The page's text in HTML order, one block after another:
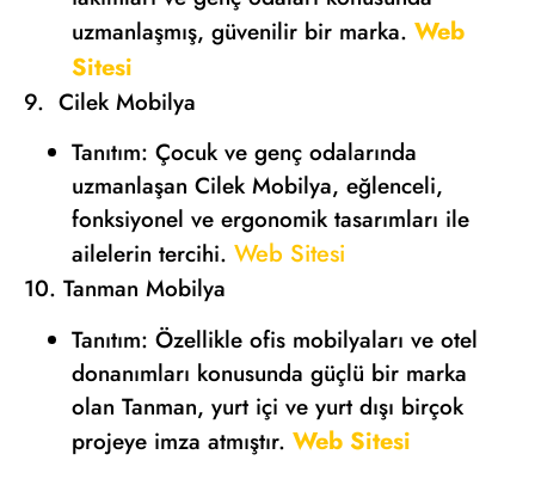
uzmanlaşmış, güvenilir bir marka. Web
Sitesi
9. Cilek Mobilya
Tanıtım: Çocuk ve genç odalarında
uzmanlaşan Cilek Mobilya, eğlenceli,
fonksiyonel ve ergonomik tasarımları ile
ailelerin tercihi. Web Sitesi
10. Tanman Mobilya
Tanıtım: Özellikle ofis mobilyaları ve otel
donanımları konusunda güçlü bir marka
olan Tanman, yurt içi ve yurt dışı birçok
projeye imza atmıştır. Web Sitesi